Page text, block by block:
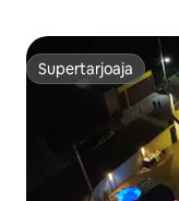
Supertarjoaja
Supertarjoaja